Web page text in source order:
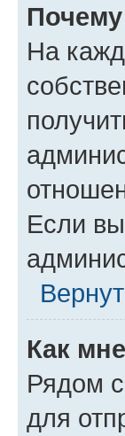
На
Если
Как
Рядом
для